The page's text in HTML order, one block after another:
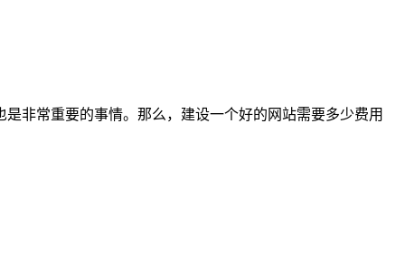
非常重要的事情。那么，建设一个好的网站需要多少费用